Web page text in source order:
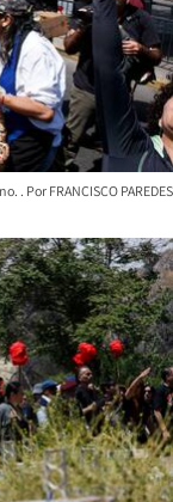
FRANCISCO PAREDES